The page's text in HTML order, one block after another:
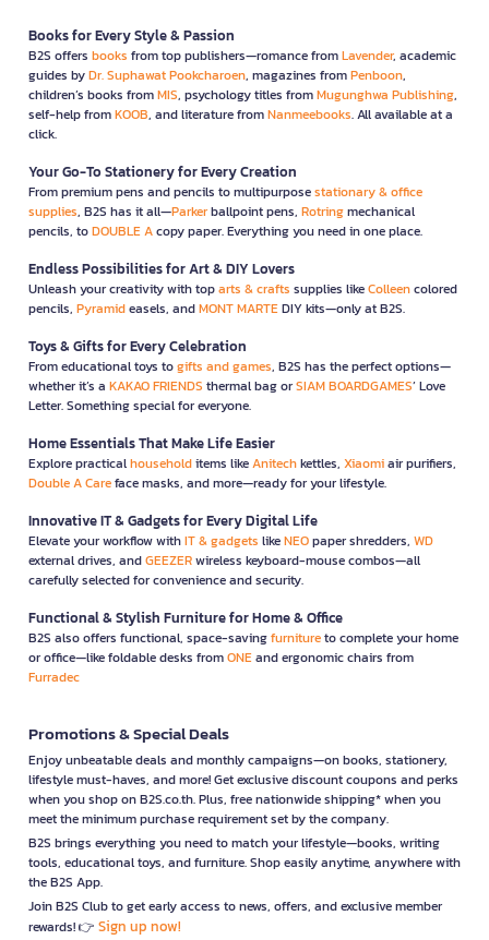
Books for Every Style & Passion
B2S offers books from top publishers—romance fromLavender, academic
guides byDr. Suphawat Pookcharoen, magazines fromPenboon,
children’s books fromMIS, psychology titles fromMugunghwa Publishing,
self-help fromKOOB, and literature fromNanmeebooks. All available at a
click.
Your Go-To Stationery for Every Creation
From premium pens and pencils to multipurposestationary & office
supplies, B2S has it all—Parkerballpoint pens, Rotringmechanical
pencils, toDOUBLE Acopy paper. Everything you need in one place.
Endless Possibilities for Art & DIY Lovers
Unleash your creativity with toparts & crafts supplies likeColleencolored
pencils, Pyramideasels, andMONT MARTEDIY kits—only at B2S.
Toys & Gifts for Every Celebration
From educational toys togifts and games, B2S has the perfect options—
whether it’s a KAKAO FRIENDS thermal bag orSIAM BOARDGAMES’ Love
Letter. Something special for everyone.
Home Essentials That Make Life Easier
Explore practicalhouseholditems likeAnitechkettles, Xiaomiair purifiers,
Double A Careface masks, and more—ready for your lifestyle.
Innovative IT & Gadgets for Every Digital Life
Elevate your workflow withIT & gadgets likeNEOpaper shredders, WD
external drives, andGEEZERwireless keyboard-mouse combos—all
carefully selected for convenience and security.
Functional & Stylish Furniture for Home & Office
B2S also offers functional, space-savingfurnitureto complete your home
or office—like foldable desks fromONEand ergonomic chairs from
Furradec
Promotions & Special Deals
Enjoy unbeatable deals and monthly campaigns—on books, stationery,
lifestyle must-haves, and more! Get exclusive discount coupons and perks
when you shop on B2S.co.th. Plus, free nationwide shipping* when you
meet the minimum purchase requirement set by the company.
B2S brings everything you need to match your lifestyle—books, writing
tools, educational toys, and furniture. Shop easily anytime, anywhere with
the B2S App.
Join B2S Club to get early access to news, offers, and exclusive member
rewards! 👉 Sign up now!